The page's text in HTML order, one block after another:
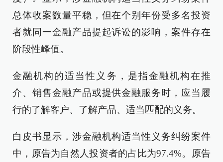
总体收案数量平稳，但在个别年份受多名投资
者就同一金融产品提起诉讼的影响，案件存在
阶段性峰值。
金融机构的适当性义务，是指金融机构在推
介、销售金融产品或提供金融服务时，应当履
行的了解客户、了解产品、适当匹配的义务。
白皮书显示，涉金融机构适当性义务纠纷案件
中，原告为自然人投资者的占比为97.4%。原告